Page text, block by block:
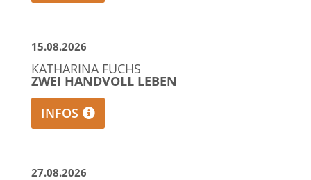
15.08.2026
KATHARINA FUCHS
ZWEI HANDVOLL LEBEN
INFOS
27.08.2026